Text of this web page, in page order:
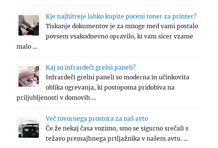
Kje najhitreje lahko kupite poceni toner za printer?
Tiskanje dokumentov je za mnoge med vami postalo
povsem vsakodnevno opravilo, ki vam sicer vzame
malo …
Kaj so infrardeči grelni paneli?
Infrardeči grelni paneli so moderna in učinkovita
oblika ogrevanja, ki postopoma pridobiva na
priljubljenosti v domovih …
Več tovornega prostora za naš avto
Če že nekaj časa vozimo, smo se sigurno srečali s
težavo premajhnega prtljažnika v našem avtu. …